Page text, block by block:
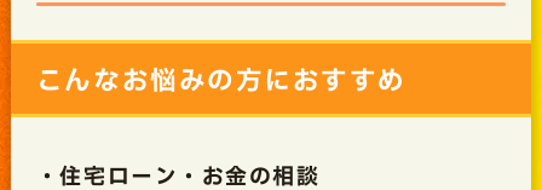
こんなお悩みの方におすすめ
・住宅ローン・お金の相談